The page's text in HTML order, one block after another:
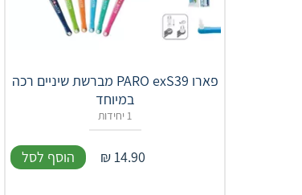
פארו PARO exS39 מברשת שיניים רכה
במיוחד
1 יחידות
14.90
₪ הוסף לסל